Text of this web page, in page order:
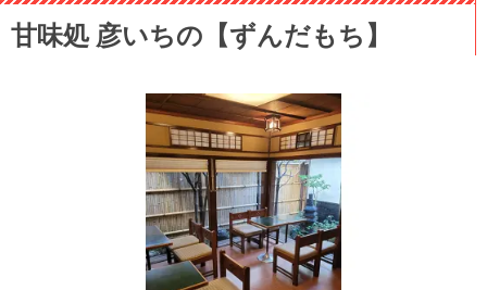
甘味処 彦いちの【ずんだもち】